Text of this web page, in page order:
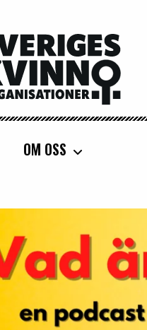
Kvinnoorganisationer
OM OSS